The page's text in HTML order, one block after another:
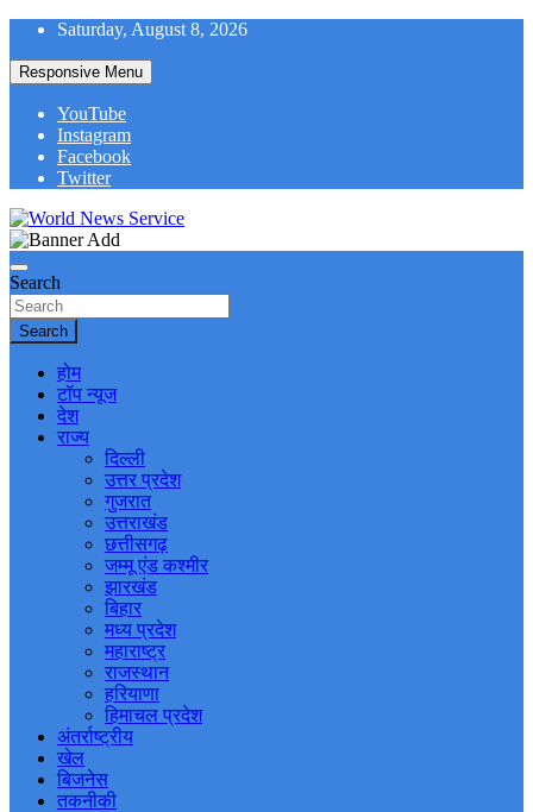
Skip
content
Saturday, August 8, 2026
Responsive Menu
YouTube
Instagram
Facebook
Twitter
World News Service
Search
Search
होम
टॉप न्यूज
देश
राज्य
दिल्ली
उत्तर प्रदेश
गुजरात
उत्तराखंड
छत्तीसगढ़
जम्मू एंड कश्मीर
झारखंड
बिहार
मध्य प्रदेश
महाराष्ट्र
राजस्थान
हरियाणा
हिमाचल प्रदेश
अंतर्राष्ट्रीय
खेल
बिजनेस
तकनीकी